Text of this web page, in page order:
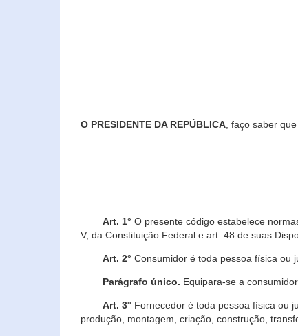
O PRESIDENTE DA REPÚBLICA, faço saber
Art. 1° O presente código estabelece
V, da Constituição Federal e art. 48 de suas
Art. 2° Consumidor é toda pessoa física ou
Parágrafo único. Equipara-se a
Art. 3° Fornecedor é toda pessoa física ou
produção, montagem, criação, construção,